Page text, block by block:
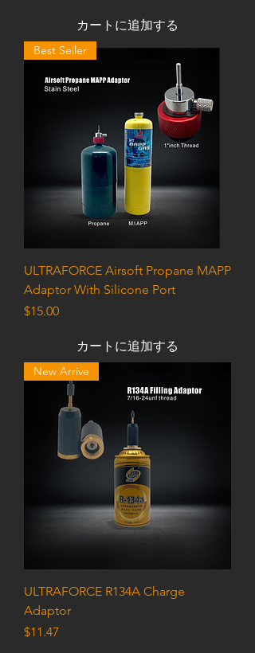
カートに追加する
Best Seller
ULTRAFORCE Airsoft Propane MAPP
Adaptor With Silicone Port
価格
$15.00
カートに追加する
New Arrive
ULTRAFORCE R134A Charge
Adaptor
価格
$11.47